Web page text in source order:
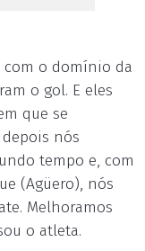
com o domínio da
o gol. E eles
que se
nós
tempo e, com
(Agüero), nós
Melhoramos
o atleta.